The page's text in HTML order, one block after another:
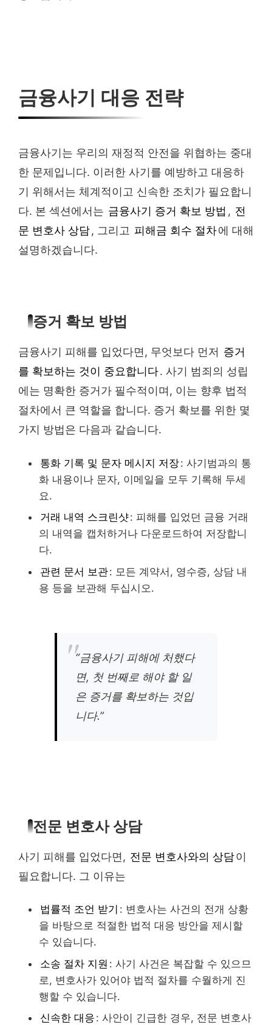
금융사기 대응 전략
금융사기는 우리의 재정적 안전을 위협하는 중대
한 문제입니다. 이러한 사기를 예방하고 대응하
기 위해서는 체계적이고 신속한 조치가 필요합니
다. 본 섹션에서는 금융사기 증거 확보 방법 , 전
문 변호사 상담, 그리고 피해금 회수 절차에 대해
설명하겠습니다.
증거 확보 방법
금융사기 피해를 입었다면, 무엇보다 먼저 증거
를 확보하는 것이 중요합니다. 사기 범죄의 성립
에는 명확한 증거가 필수적이며, 이는 향후 법적
절차에서 큰 역할을 합니다. 증거 확보를 위한 몇
가지 방법은 다음과 같습니다.
통화 기록 및 문자 메시지 저장: 사기범과의 통
화 내용이나 문자, 이메일을 모두 기록해 두세
요.
거래 내역 스크린샷: 피해를 입었던 금융 거래
의 내역을 캡처하거나 다운로드하여 저장합니
다.
관련 문서 보관: 모든 계약서, 영수증, 상담 내
용 등을 보관해 두십시오.
“금융사기 피해에 처했다
면, 첫 번째로 해야 할 일
은 증거를 확보하는 것입
니다.”
전문 변호사 상담
사기 피해를 입었다면, 전문 변호사와의 상담이
필요합니다. 그 이유는
법률적 조언 받기 : 변호사는 사건의 전개 상황
을 바탕으로 적절한 법적 대응 방안을 제시할
수 있습니다.
소송 절차 지원 : 사기 사건은 복잡할 수 있으므
로, 변호사가 있어야 법적 절차를 수월하게 진
행할 수 있습니다.
신속한 대응 : 사안이 긴급한 경우, 전문 변호사